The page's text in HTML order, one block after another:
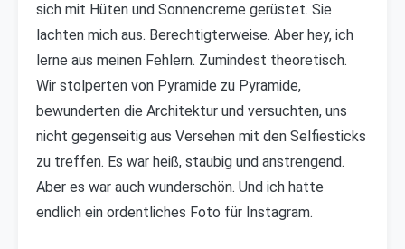
sich mit Hüten und Sonnencreme gerüstet. Sie
lachten mich aus. Berechtigterweise. Aber hey, ich
lerne aus meinen Fehlern. Zumindest theoretisch.
Wir stolperten von Pyramide zu Pyramide,
bewunderten die Architektur und versuchten, uns
nicht gegenseitig aus Versehen mit den Selfiesticks
zu treffen. Es war heiß, staubig und anstrengend.
Aber es war auch wunderschön. Und ich hatte
endlich ein ordentliches Foto für Instagram.